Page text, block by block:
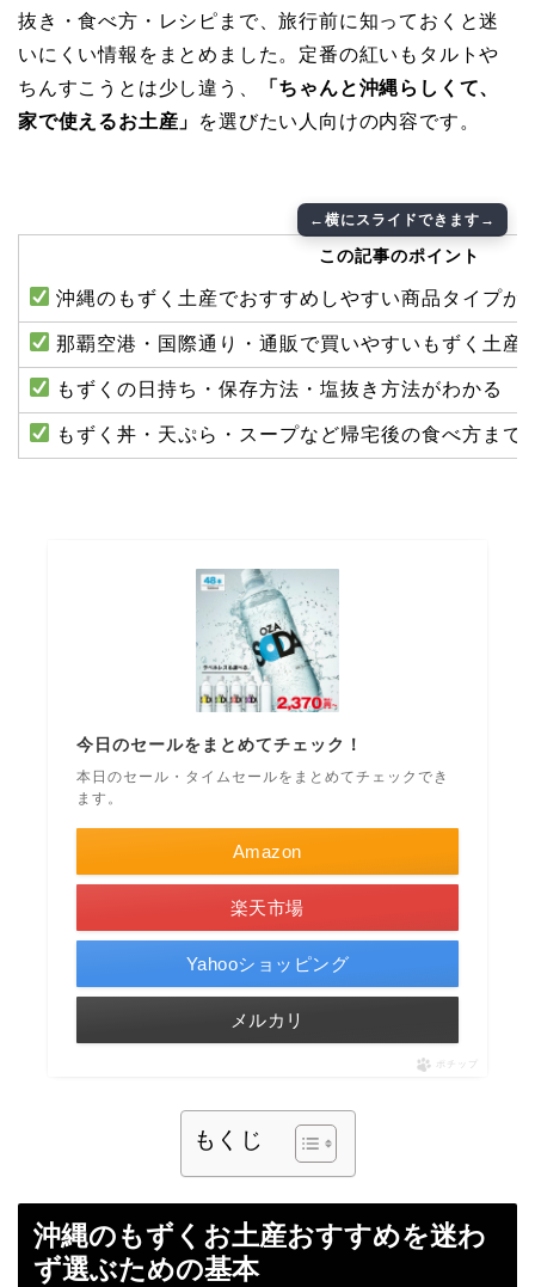
抜き・食べ方・レシピまで、旅行前に知っておくと迷
いにくい情報をまとめました。定番の紅いもタルトや
ちんすこうとは少し違う、
「ちゃんと沖縄らしくて、
家で使えるお土産」
を選びたい人向けの内容です。
この記事のポイント
沖縄のもずく土産でおすすめしやすい商品タイプが
那覇空港・国際通り・通販で買いやすいもずく土産
もずくの日持ち・保存方法・塩抜き方法がわかる
もずく丼・天ぷら・スープなど帰宅後の食べ方まで
今日のセールをまとめてチェック！
本日のセール・タイムセールをまとめてチェックでき
ます。
Amazon
楽天市場
Yahooショッピング
メルカリ
ポチップ
もくじ
沖縄のもずくお土産おすすめを迷わ
ず選ぶための基本